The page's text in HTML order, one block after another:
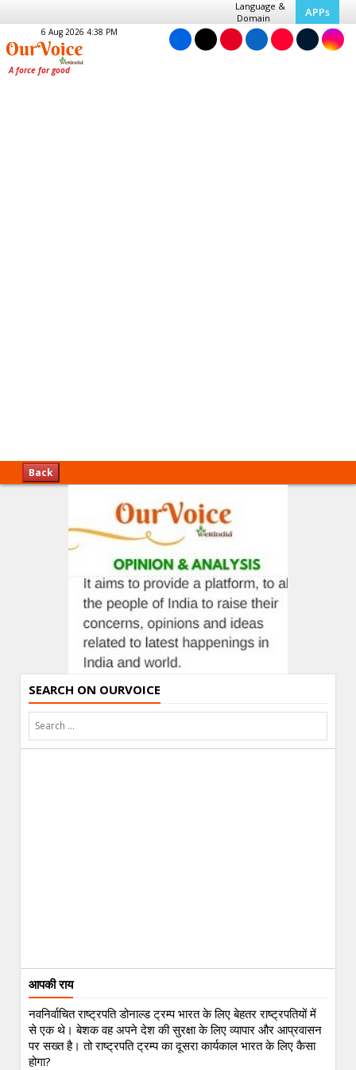
Language &
Domain
APPs
6 Aug 2026 4:38 PM
Back
SEARCH ON OURVOICE
आपकी राय
नवनिर्वाचित राष्ट्रपति डोनाल्ड ट्रम्प भारत के लिए बेहतर राष्ट्रपतियों में
से एक थे। बेशक वह अपने देश की सुरक्षा के लिए व्यापार और आप्रवासन
पर सख्त है। तो राष्ट्रपति ट्रम्प का दूसरा कार्यकाल भारत के लिए कैसा
होगा?